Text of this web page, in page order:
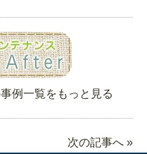
例一覧をもっと見る
次の記事へ »